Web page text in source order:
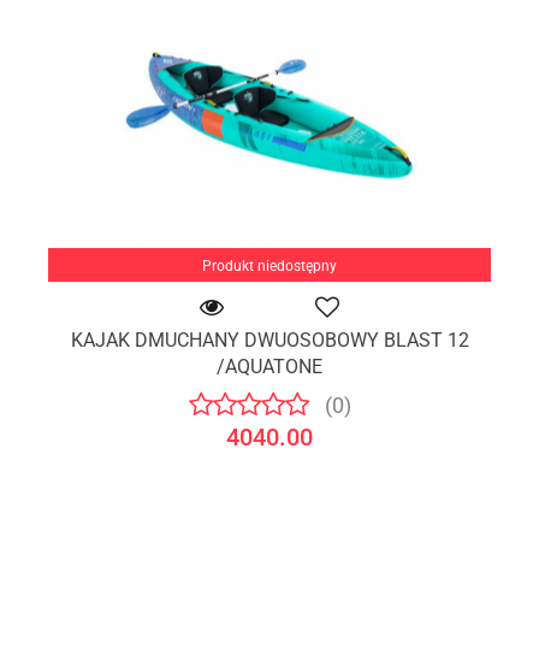
Produkt niedostępny
KAJAK DMUCHANY DWUOSOBOWY BLAST 12
/AQUATONE
(0)
4040.00